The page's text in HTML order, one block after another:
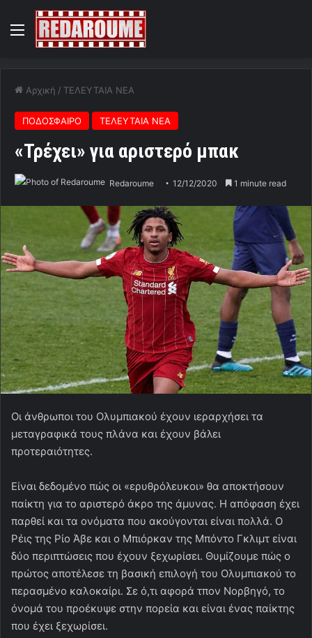
Menu
Αρχική / ΤΕΛΕΥΤΑΙΑ ΝΕΑ
ΠΟΔΟΣΦΑΙΡΟ ΤΕΛΕΥΤΑΙΑ ΝΕΑ
«Τρέχει» για αριστερό μπακ
Redaroume 12/12/2020 1 minute read
Οι άνθρωποι του Ολυμπιακού έχουν ιεραρχήσει τα
μεταγραφικά τους πλάνα και έχουν βάλει
προτεραιότητες.
Είναι δεδομένο πώς οι «ερυθρόλευκοι» θα αποκτήσουν
παίκτη για το αριστερό άκρο της άμυνας. Η απόφαση έχει
παρθεί και τα ονόματα που ακούγονται είναι πολλά. Ο
Ρέις της Ρίο Άβε και ο Μπιόρκαν της Μπόντο Γκλιμτ είναι
δύο περιπτώσεις που έχουν ξεχωρίσει. Θυμίζουμε πώς ο
πρώτος αποτέλεσε τη βασική επιλογή του Ολυμπιακού το
περασμένο καλοκαίρι. Σε ό,τι αφορά τπον Νορβηγό, το
όνομά του προέκυψε στην πορεία και είναι ένας παίκτης
που έχει ξεχωρίσει.